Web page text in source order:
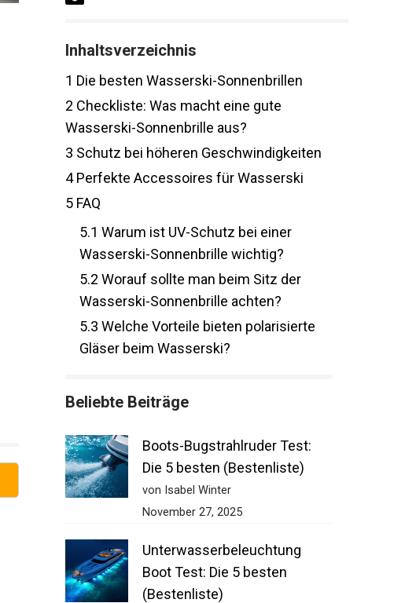
Inhaltsverzeichnis
1 Die besten Wasserski-Sonnenbrillen
2 Checkliste: Was macht eine gute
Wasserski-Sonnenbrille aus?
3 Schutz bei höheren Geschwindigkeiten
4Perfekte Accessoires für Wasserski
5 FAQ
5.1 Warum ist UV-Schutz bei einer
Wasserski-Sonnenbrille wichtig?
5.2 Worauf sollte man beim Sitz der
Wasserski-Sonnenbrille achten?
5.3 Welche Vorteile bieten polarisierte
Gläser beim Wasserski?
Beliebte Beiträge
Boots-Bugstrahlruder Test:
Die 5 besten (Bestenliste)
von Isabel Winter
November 27, 2025
Unterwasserbeleuchtung
Boot Test: Die 5 besten
(Bestenliste)